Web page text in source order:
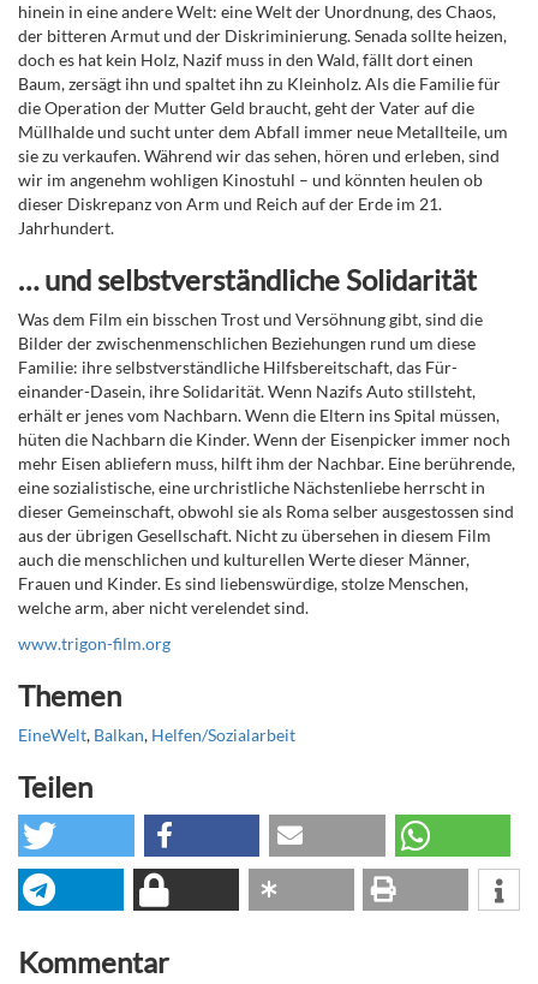
hinein in eine andere Welt: eine Welt der Unordnung, des Chaos,
der bitteren Armut und der Diskriminierung. Senada sollte heizen,
doch es hat kein Holz, Nazif muss in den Wald, fällt dort einen
Baum, zersägt ihn und spaltet ihn zu Kleinholz. Als die Familie für
die Operation der Mutter Geld braucht, geht der Vater auf die
Müllhalde und sucht unter dem Abfall immer neue Metallteile, um
sie zu verkaufen. Während wir das sehen, hören und erleben, sind
wir im angenehm wohligen Kinostuhl – und könnten heulen ob
dieser Diskrepanz von Arm und Reich auf der Erde im 21.
Jahrhundert.
… und selbstverständliche Solidarität
Was dem Film ein bisschen Trost und Versöhnung gibt, sind die
Bilder der zwischenmenschlichen Beziehungen rund um diese
Familie: ihre selbstverständliche Hilfsbereitschaft, das Für-
einander-Dasein, ihre Solidarität. Wenn Nazifs Auto stillsteht,
erhält er jenes vom Nachbarn. Wenn die Eltern ins Spital müssen,
hüten die Nachbarn die Kinder. Wenn der Eisenpicker immer noch
mehr Eisen abliefern muss, hilft ihm der Nachbar. Eine berührende,
eine sozialistische, eine urchristliche Nächstenliebe herrscht in
dieser Gemeinschaft, obwohl sie als Roma selber ausgestossen sind
aus der übrigen Gesellschaft. Nicht zu übersehen in diesem Film
auch die menschlichen und kulturellen Werte dieser Männer,
Frauen und Kinder. Es sind liebenswürdige, stolze Menschen,
welche arm, aber nicht verelendet sind.
www.trigon-film.org
Themen
EineWelt, Balkan, Helfen/Sozialarbeit
Teilen
Kommentar